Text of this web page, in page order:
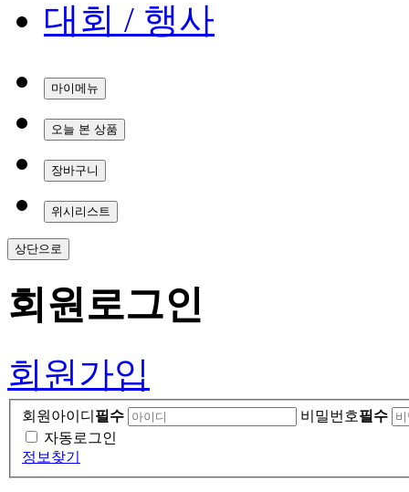
대회 / 행사
마이메뉴
오늘 본 상품
장바구니
위시리스트
상단으로
회원 로그인
회원가입
회원아이디 필수 비밀번호필수
자동로그인
정보찾기